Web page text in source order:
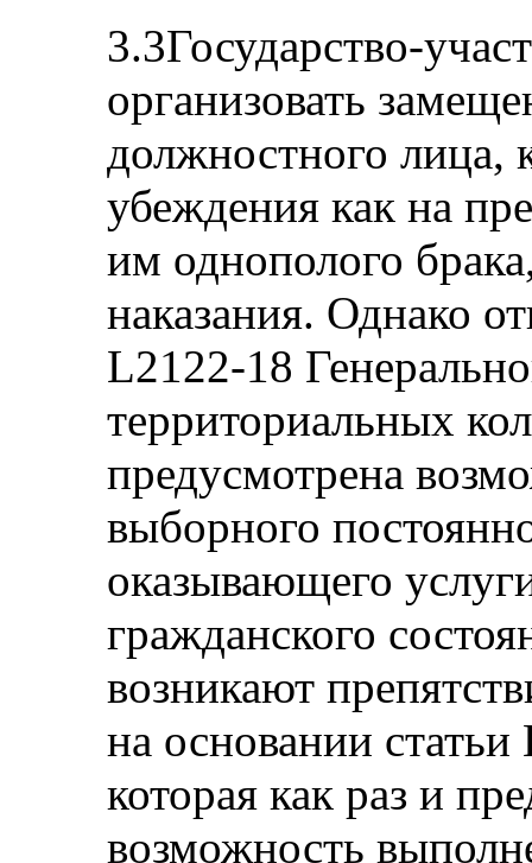
3.3Государство-
организовать
должностного лица,
убеждения как на
им однополого
наказания. Однако
L2122-18
территориальных
предусмотрена
выборного
оказывающего
гражданского
возникают
на основании
которая как раз и
возможность